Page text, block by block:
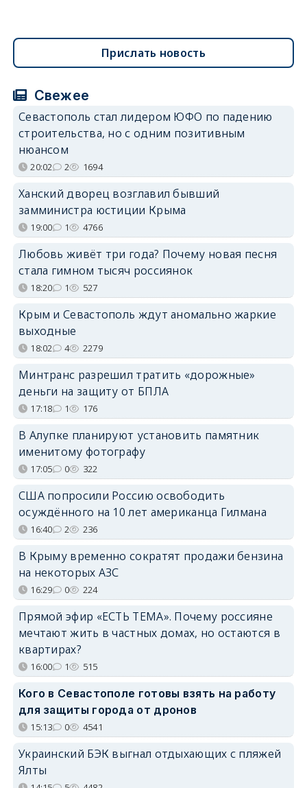
Прислать новость
Свежее
Севастополь стал лидером ЮФО по падению
строительства, но с одним позитивным
нюансом
20:02 2 1694
Ханский дворец возглавил бывший
замминистра юстиции Крыма
19:00 1 4766
Любовь живёт три года? Почему новая песня
стала гимном тысяч россиянок
18:20 1 527
Крым и Севастополь ждут аномально жаркие
выходные
18:02 4 2279
Минтранс разрешил тратить «дорожные»
деньги на защиту от БПЛА
17:18 1 176
В Алупке планируют установить памятник
именитому фотографу
17:05 0 322
США попросили Россию освободить
осуждённого на 10 лет американца Гилмана
16:40 2 236
В Крыму временно сократят продажи бензина
на некоторых АЗС
16:29 0 224
Прямой эфир «ЕСТЬ ТЕМА». Почему россияне
мечтают жить в частных домах, но остаются в
квартирах?
16:00 1 515
Кого в Севастополе готовы взять на работу
для защиты города от дронов
15:13 0 4541
Украинский БЭК выгнал отдыхающих с пляжей
Ялты